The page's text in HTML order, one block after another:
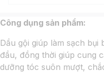
Công dụng sản phẩm:
Dầu gội giúp làm sạch
đầu, đồng thời giúp cung
dưỡng tóc suôn mượt,